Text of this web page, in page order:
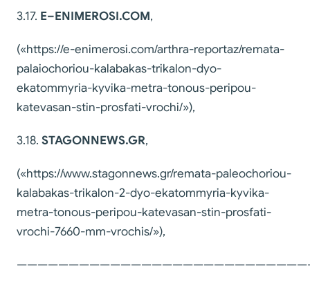
3.17. E–ENIMEROSI.COM,
(«https://e-enimerosi.com/arthra-reportaz/remata-
palaiochoriou-kalabakas-trikalon-dyo-
ekatommyria-kyvika-metra-tonous-peripou-
katevasan-stin-prosfati-vrochi/»),
3.18. STAGONNEWS.GR,
(«https://www.stagonnews.gr/remata-paleochoriou-
kalabakas-trikalon-2-dyo-ekatommyria-kyvika-
metra-tonous-peripou-katevasan-stin-prosfati-
vrochi-7660-mm-vrochis/»),